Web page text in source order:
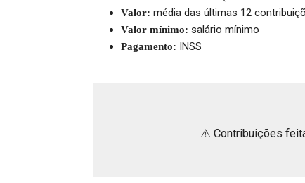
Valor: média das últimas 12
Valor mínimo: salário mínimo
Pagamento: INSS
⚠️ Contribuições